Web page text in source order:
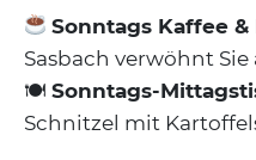
Sonntags Kaffee &
Sasbach verwöhnt Sie
🍽 Sonntags-
Schnitzel mit